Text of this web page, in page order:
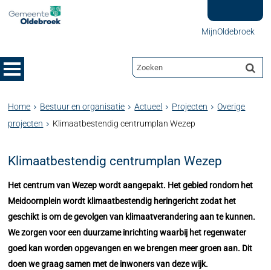
MijnOldebroek
Home Bestuur en organisatie Actueel Projecten
Overige
projecten
Klimaatbestendig centrumplan Wezep
Klimaatbestendig centrumplan Wezep
Het centrum van Wezep wordt aangepakt. Het gebied rondom het
Meidoornplein wordt klimaatbestendig heringericht zodat het
geschikt is om de gevolgen van klimaatverandering aan te kunnen.
We zorgen voor een duurzame inrichting waarbij het regenwater
goed kan worden opgevangen en we brengen meer groen aan. Dit
doen we graag samen met de inwoners van deze wijk.